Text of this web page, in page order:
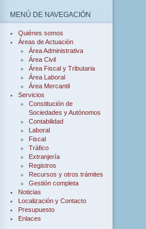
MENÚ DE NAVEGACIÓN
Quiénes somos
Áreas de Actuación
Área Administrativa
Área Civil
Área Fiscal y Tributaria
Área Laboral
Área Mercantil
Servicios
Constitución de
Sociedades y Autónomos
Contabilidad
Laboral
Fiscal
Tráfico
Extranjería
Registros
Recursos y otros trámites
Gestión completa
Noticias
Localización y Contacto
Presupuesto
Enlaces